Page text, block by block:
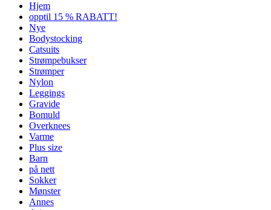
Hjem
opptil 15 % RABATT!
Nye
Bodystocking
Catsuits
Strømpebukser
Strømper
Nylon
Leggings
Gravide
Bomuld
Overknees
Varme
Plus size
Barn
på nett
Sokker
Mønster
Annes